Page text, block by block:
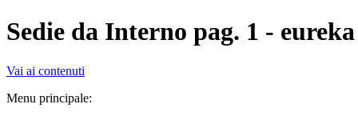
Sedie da Interno pag. 1 - eureka
Vai ai contenuti
Menu principale: